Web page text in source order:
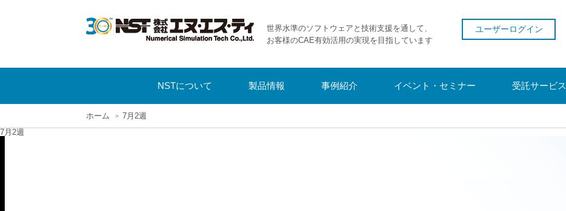
世界水準のソフトウェアと技術支援を通して、
お客様のCAE有効活用の実現を目指しています
ユーザーログイン
NSTについて 製品情報 事例紹介 イベント・セミナー 受託サービス
ホーム
7月2週
7月2週